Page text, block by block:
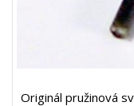
Originál pružinová